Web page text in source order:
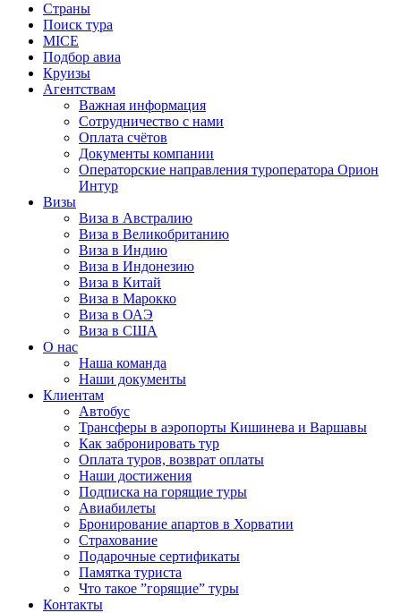
Страны
Поиск тура
MICE
Подбор авиа
Круизы
Агентствам
Важная информация
Сотрудничество с нами
Оплата счётов
Документы компании
Операторские направления туроператора Орион
Интур
Визы
Виза в Австралию
Виза в Великобританию
Виза в Индию
Виза в Индонезию
Виза в Китай
Виза в Марокко
Виза в ОАЭ
Виза в США
О нас
Наша команда
Наши документы
Клиентам
Автобус
Трансферы в аэропорты Кишинева и Варшавы
Как забронировать тур
Оплата туров, возврат оплаты
Наши достижения
Подписка на горящие туры
Авиабилеты
Бронирование апартов в Хорватии
Страхование
Подарочные сертификаты
Памятка туриста
Что такое ”горящие” туры
Контакты